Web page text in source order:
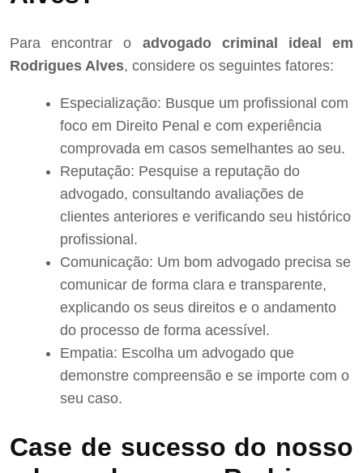
Para encontrar o advogado criminal ideal em
Rodrigues Alves, considere os seguintes fatores:
Especialização: Busque um profissional com
foco em Direito Penal e com experiência
comprovada em casos semelhantes ao seu.
Reputação: Pesquise a reputação do
advogado, consultando avaliações de
clientes anteriores e verificando seu histórico
profissional.
Comunicação: Um bom advogado precisa se
comunicar de forma clara e transparente,
explicando os seus direitos e o andamento
do processo de forma acessível.
Empatia: Escolha um advogado que
demonstre compreensão e se importe com o
seu caso.
Case de sucesso do nosso